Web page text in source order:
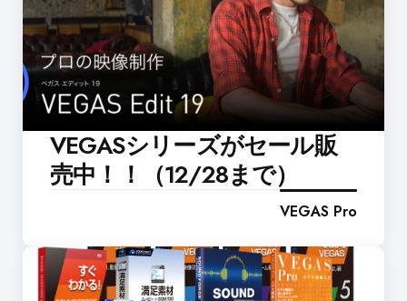
VEGASシリーズがセール販
売中！！（12/28まで）
VEGAS Pro